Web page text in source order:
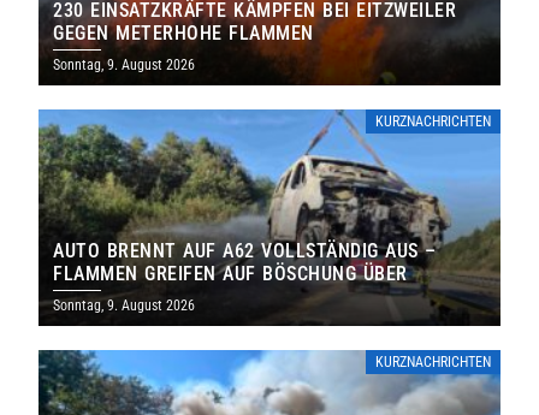
230 EINSATZKRÄFTE KÄMPFEN BEI EITZWEILER
GEGEN METERHOHE FLAMMEN
Sonntag, 9. August 2026
KURZNACHRICHTEN
AUTO BRENNT AUF A62 VOLLSTÄNDIG AUS –
FLAMMEN GREIFEN AUF BÖSCHUNG ÜBER
Sonntag, 9. August 2026
KURZNACHRICHTEN